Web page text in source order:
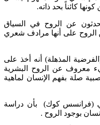
كائناً بحد ذاته.
عن الروح في السياق
الروح على أنها مرادف شعري
المذهلة) أنه أخذ على
معروف عن الروح البشرية
صلة بفهم الإنسان لماهية
الفيزيائي (فرانسس كوك) بأن دراسة
بوجود الروح .